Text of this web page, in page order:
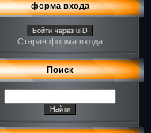
форма входа
Войти через uID
Старая форма входа
Поиск